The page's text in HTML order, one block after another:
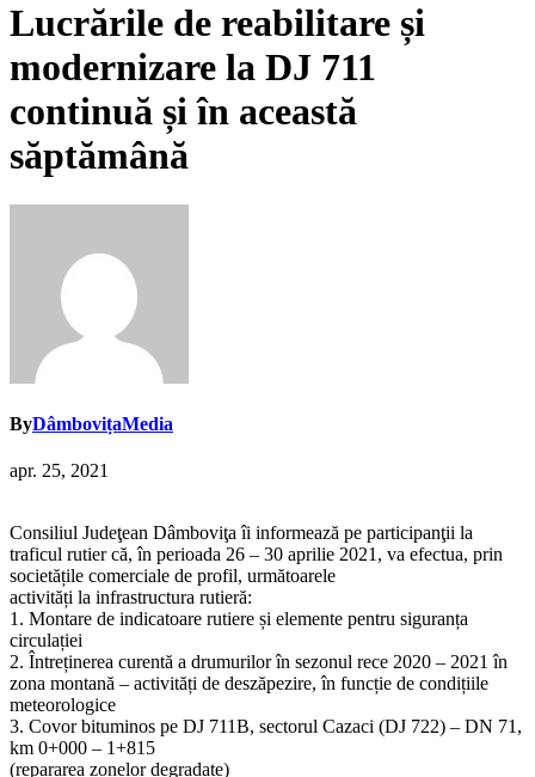
Lucrările de reabilitare și
modernizare la DJ 711
continuă și în această
săptămână
ByDâmbovițaMedia
apr. 25, 2021
Consiliul Judeţean Dâmboviţa îi informează pe participanţii la
traficul rutier că, în perioada 26 – 30 aprilie 2021, va efectua, prin
societățile comerciale de profil, următoarele
activități la infrastructura rutieră:
1. Montare de indicatoare rutiere și elemente pentru siguranța
circulației
2. Întreținerea curentă a drumurilor în sezonul rece 2020 – 2021 în
zona montană – activități de deszăpezire, în funcție de condițiile
meteorologice
3. Covor bituminos pe DJ 711B, sectorul Cazaci (DJ 722) – DN 71,
km 0+000 – 1+815
(repararea zonelor degradate)